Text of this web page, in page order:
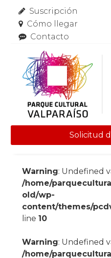
Suscripción
Cómo llegar
Contacto
Solicitud
Warning: Undefined
/home/
old/wp-
content/themes/
line 10
Warning: Undefined
/home/